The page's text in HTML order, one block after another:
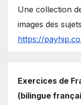
Une collection
images des
https://
Exercices de
(bilingue